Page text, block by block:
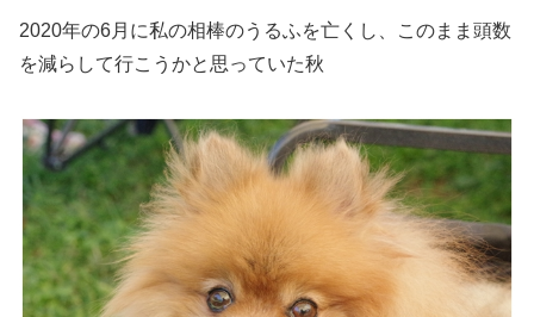
2020年の6月に私の相棒のうるふを亡くし、このまま頭数
を減らして行こうかと思っていた秋